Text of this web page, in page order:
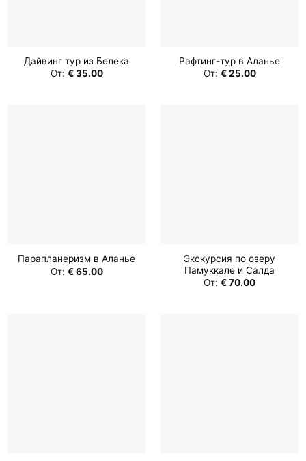
Дайвинг тур из Белека
От: €35.00
Рафтинг-тур в Аланье
От: €25.00
Парапланеризм в Аланье
От: €65.00
Экскурсия по озеру
Памуккале и Салда
От: €70.00